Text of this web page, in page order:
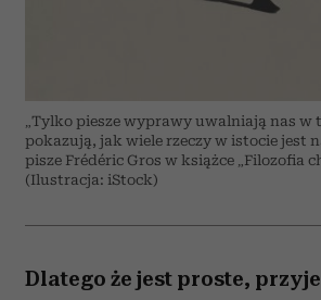
„Tylko piesze wyprawy uwalniają nas w
pokazują, jak wiele rzeczy w istocie jest
pisze Frédéric Gros w książce „Filozofia
(Ilustracja: iStock)
Dlatego że jest proste,